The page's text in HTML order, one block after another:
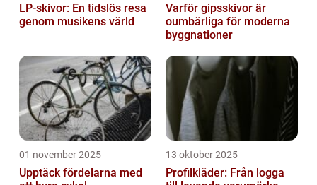
LP-skivor: En tidslös resa
genom musikens värld
Varför gipsskivor är
oumbärliga för moderna
byggnationer
01 november 2025
Upptäck fördelarna med
13 oktober 2025
Profilkläder: Från logga